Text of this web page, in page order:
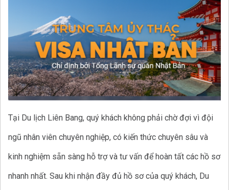
Tại Du lịch Liên Bang, quý khách không phải chờ đợi vì đội
ngũ nhân viên chuyên nghiệp, có kiến thức chuyên sâu và
kinh nghiệm sẵn sàng hỗ trợ và tư vấn để hoàn tất các hồ sơ
nhanh nhất. Sau khi nhận đầy đủ hồ sơ của quý khách, Du